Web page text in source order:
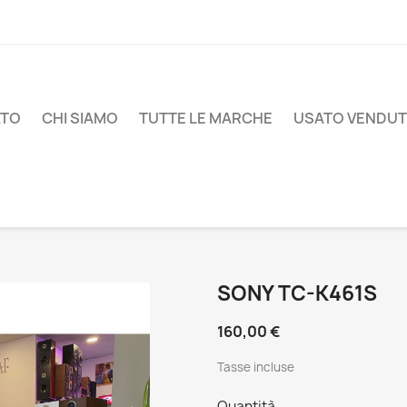
CHI SIAMO TUTTE LE MARCHE USATO
SONY TC-K461S
160,00 €
Tasse incluse